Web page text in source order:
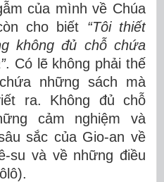
của mình về Chúa
cho biết “Tôi thiết
không đủ chỗ chứa
. Có lẽ không phải thế
những sách mà
ra. Không đủ chỗ
cảm nghiệm và
sắc của Gio-an về
su và về những điều